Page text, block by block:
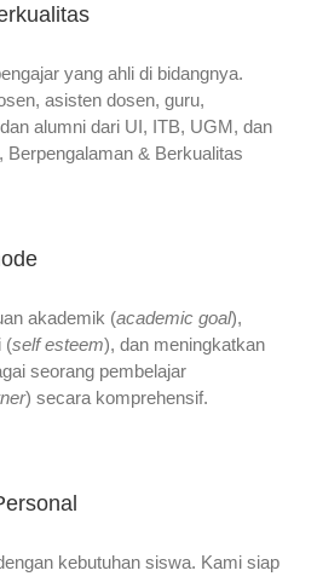
yang ahli di bidangnya.
asisten dosen, guru,
alumni dari UI, ITB, UGM, dan
Berpengalaman & Berkualitas
akademik (academic goal),
(self esteem), dan meningkatkan
seorang pembelajar
) secara komprehensif.
kebutuhan siswa. Kami siap